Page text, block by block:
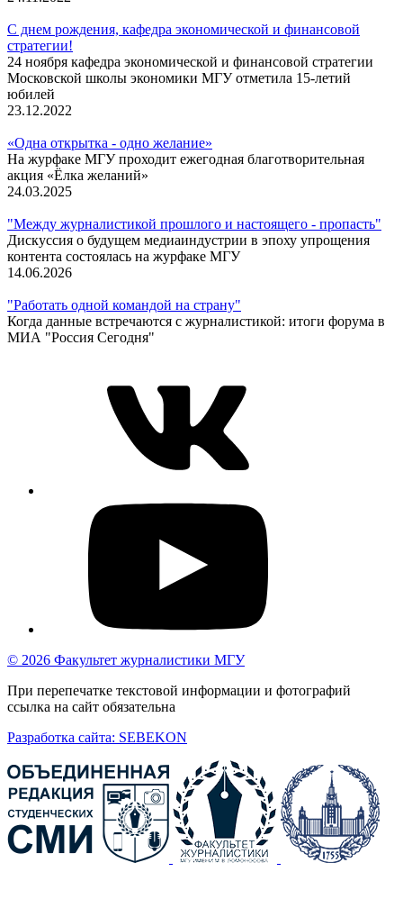
С днем рождения, кафедра экономической и финансовой
стратегии!
24 ноября кафедра экономической и финансовой стратегии
Московской школы экономики МГУ отметила 15-летий
юбилей
23.12.2022
«Одна открытка - одно желание»
На журфаке МГУ проходит ежегодная благотворительная
акция «Ёлка желаний»
24.03.2025
"Между журналистикой прошлого и настоящего - пропасть"
Дискуссия о будущем медиаиндустрии в эпоху упрощения
контента состоялась на журфаке МГУ
14.06.2026
"Работать одной командой на страну"
Когда данные встречаются с журналистикой: итоги форума в
МИА "Россия Сегодня"
© 2026 Факультет журналистики МГУ
При перепечатке текстовой информации и фотографий
ссылка на сайт обязательна
Разработка сайта: SEBEKON